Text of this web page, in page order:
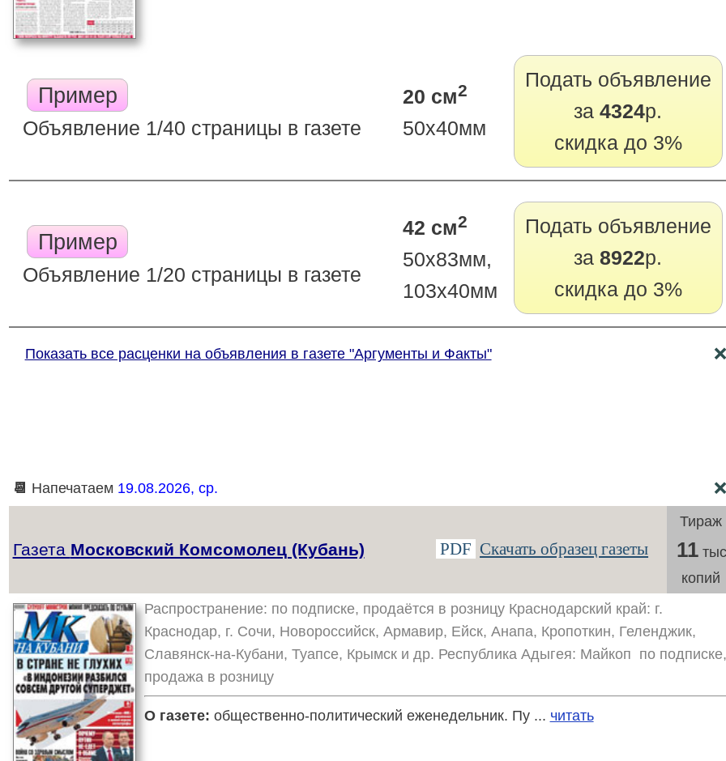
Пример
Объявление 1/40 страницы в газете
20 см2
50х40мм
Подать объявление
за4324р.
скидка до 3%
Пример
Объявление 1/20 страницы в газете
42 см2
50х83мм,
103х40мм
Подать объявление
за8922р.
скидка до 3%
Показать все расценки на объявления в газете "Аргументы и Факты"
📆 Напечатаем 19.08.2026, ср.
Газета Московский Комсомолец (Кубань) PDF Скачать образец газеты
Тираж
11
копий
Распространение: по подписке, продаётся в розницу Краснодарский край: г.
Краснодар, г. Сочи, Новороссийск, Армавир, Ейск, Анапа, Кропоткин, Геленджик,
Славянск-на-Кубани, Туапсе, Крымск и др. Республика Адыгея: Майкоп по подписке,
продажа в розницу
О газете: общественно-политический еженедельник. Пу ... читать